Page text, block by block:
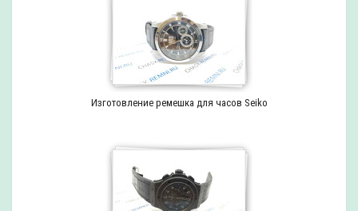
Изготовление ремешка для часов Seiko